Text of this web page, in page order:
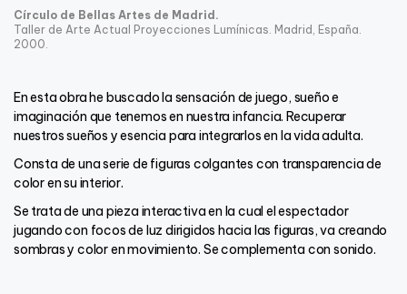
Círculo de Bellas Artes de Madrid.
Taller de Arte Actual Proyecciones Lumínicas. Madrid, España.
2000.
En esta obra he buscado la sensación de juego, sueño e
imaginación que tenemos en nuestra infancia. Recuperar
nuestros sueños y esencia para integrarlos en la vida adulta.
Consta de una serie de figuras colgantes con transparencia de
color en su interior.
Se trata de una pieza interactiva en la cual el espectador
jugando con focos de luz dirigidos hacia las figuras, va creando
sombras y color en movimiento. Se complementa con sonido.